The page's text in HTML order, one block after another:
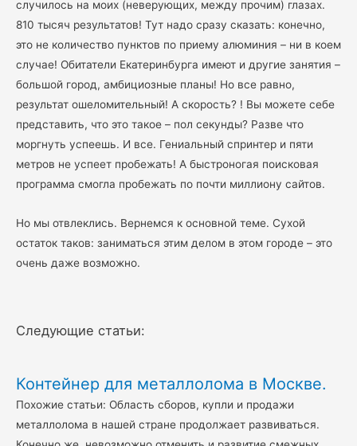
случилось на моих (неверующих, между прочим) глазах.
810 тысяч результатов! Тут надо сразу сказать: конечно,
это не количество пунктов по приему алюминия – ни в коем
случае! Обитатели Екатеринбурга имеют и другие занятия –
большой город, амбициозные планы! Но все равно,
результат ошеломительный! А скорость? ! Вы можете себе
представить, что это такое – пол секунды? Разве что
моргнуть успеешь. И все. Гениальный спринтер и пяти
метров не успеет пробежать! А быстроногая поисковая
программа смогла пробежать по почти миллиону сайтов.
Но мы отвлеклись. Вернемся к основной теме. Сухой
остаток таков: заниматься этим делом в этом городе – это
очень даже возможно.
Следующие статьи:
Контейнер для металлолома в Москве.
Похожие статьи: Область сборов, купли и продажи
металлолома в нашей стране продолжает развиваться.